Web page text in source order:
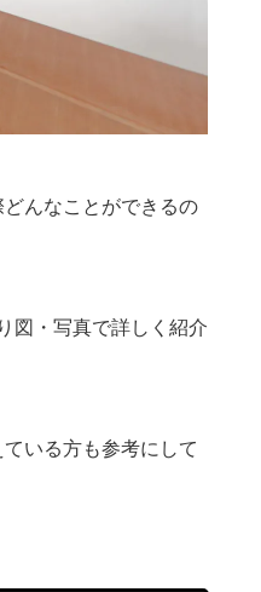
んなことができるの
図・写真で詳しく紹介
いる方も参考にして